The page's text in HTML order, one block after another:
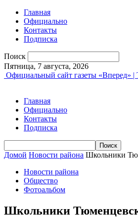
Главная
Официально
Контакты
Подписка
Поиск
Пятница, 7 августа, 2026
Официальный сайт газеты «Вперед»
Главная
Официально
Контакты
Подписка
Домой Новости района Школьники
Новости района
Общество
Фотоальбом
Школьники